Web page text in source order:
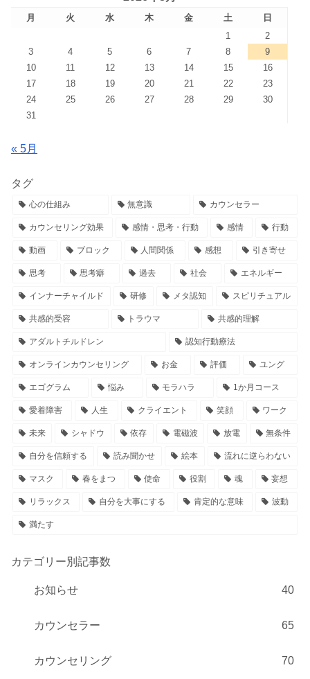
月 火 水 木 金 土
日
1
2
3
4 5 6 7 8
9
10
11 12 13 14 15
16
17
18 19 20 21 22
23
24
25 26 27 28 29
30
31
« 5月
タグ
心の仕組み 無意識 カウンセラー
カウンセリング効果 感情・思考・行動 感情 行動
動画 ブロック 人間関係 感想 引き寄せ
思考 思考癖 過去 社会 エネルギー
インナーチャイルド 研修 メタ認知 スピリチュアル
共感的受容 トラウマ 共感的理解
アダルトチルドレン 認知行動療法
オンラインカウンセリング お金 評価 ユング
エゴグラム 悩み モラハラ 1か月コース
愛着障害 人生 クライエント 笑顔 ワーク
未来 シャドウ 依存 電磁波 放電 無条件
自分を信頼する 読み聞かせ 絵本 流れに逆らわない
マスク 春をまつ 使命 役割 魂 妄想
リラックス 自分を大事にする 肯定的な意味 波動
満たす
カテゴリー別記事数
お知らせ 40
カウンセラー 65
カウンセリング 70